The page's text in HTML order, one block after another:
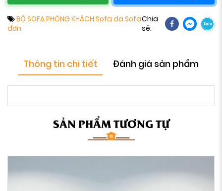
BỘ SOFA PHÒNG KHÁCH Sofa da Sofa
đơn
Chia
sẻ:
Thông tin chi tiết Đánh giá sản phẩm
SẢN PHẨM TƯƠNG TỰ